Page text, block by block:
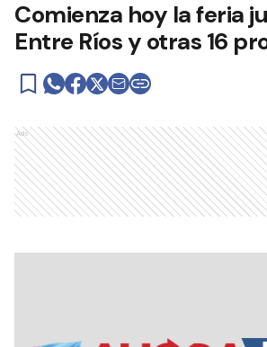
Comienza hoy la feria
Entre Ríos y otras 16
Ads